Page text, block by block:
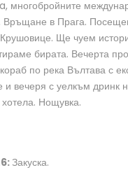
многобройните
Връщане в Прага.
Ще чуем
бирата. Вечерта
по река Вълтава с
и вечеря с уелкъм дринк
Нощувка.
Закуска.